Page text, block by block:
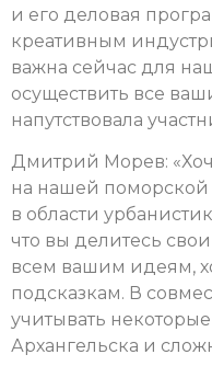
и его деловая
креативным
важна сейчас для
осуществить все
напутствовала
Дмитрий Морев:
на нашей поморской
в области
что вы делитесь
всем вашим идеям,
подсказкам. В
учитывать
Архангельска и